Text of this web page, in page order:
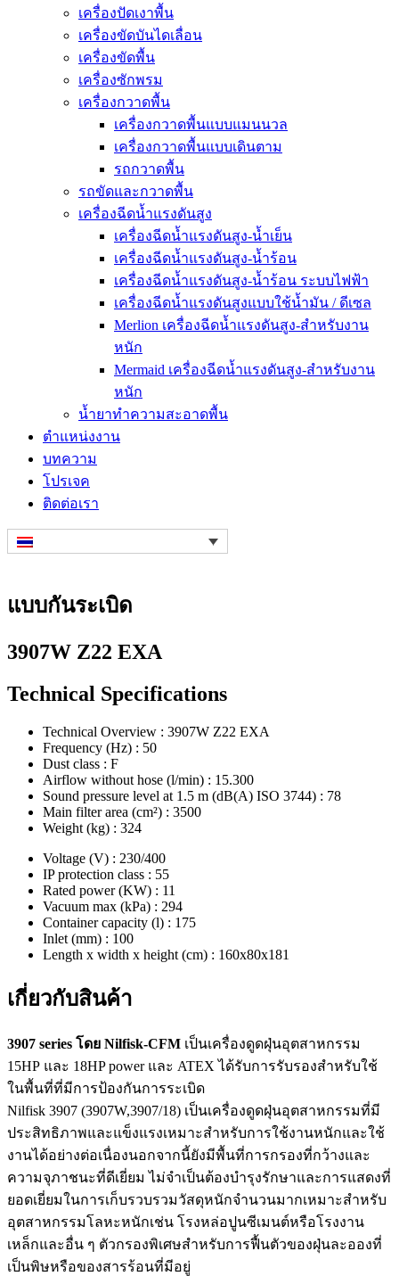
เครื่องปัดเงาพื้น
เครื่องขัดบันไดเลื่อน
เครื่องขัดพื้น
เครื่องซักพรม
เครื่องกวาดพื้น
เครื่องกวาดพื้นแบบแมนนวล
เครื่องกวาดพื้นแบบเดินตาม
รถกวาดพื้น
รถขัดและกวาดพื้น
เครื่องฉีดน้ำแรงดันสูง
เครื่องฉีดน้ำแรงดันสูง-น้ำเย็น
เครื่องฉีดน้ำแรงดันสูง-น้ำร้อน
เครื่องฉีดน้ำแรงดันสูง-น้ำร้อน ระบบไฟฟ้า
เครื่องฉีดน้ำแรงดันสูงแบบใช้น้ำมัน / ดีเซล
Merlion เครื่องฉีดน้ำแรงดันสูง-สำหรับงาน
หนัก
Mermaid เครื่องฉีดน้ำแรงดันสูง-สำหรับงาน
หนัก
น้ำยาทำความสะอาดพื้น
ตำแหน่งงาน
บทความ
โปรเจค
ติดต่อเรา
แบบกันระเบิด
3907W Z22 EXA
Technical Specifications
Technical Overview : 3907W Z22 EXA
Frequency (Hz) : 50
Dust class : F
Airflow without hose (l/min) : 15.300
Sound pressure level at 1.5 m (dB(A) ISO 3744) : 78
Main filter area (cm²) : 3500
Weight (kg) : 324
Voltage (V) : 230/400
IP protection class : 55
Rated power (KW) : 11
Vacuum max (kPa) : 294
Container capacity (l) : 175
Inlet (mm) : 100
Length x width x height (cm) : 160x80x181
เกี่ยวกับสินค้า
3907 series โดย Nilfisk-CFM เป็นเครื่องดูดฝุ่นอุตสาหกรรม
15HP และ 18HP power และ ATEX ได้รับการรับรองสำหรับใช้
ในพื้นที่ที่มีการป้องกันการระเบิด
Nilfisk 3907 (3907W,3907/18) เป็นเครื่องดูดฝุ่นอุตสาหกรรมที่มี
ประสิทธิภาพและแข็งแรงเหมาะสำหรับการใช้งานหนักและใช้
งานได้อย่างต่อเนื่องนอกจากนี้ยังมีพื้นที่การกรองที่กว้างและ
ความจุภาชนะที่ดีเยี่ยม ไม่จำเป็นต้องบำรุงรักษาและการแสดงที่
ยอดเยี่ยมในการเก็บรวบรวมวัสดุหนักจำนวนมากเหมาะสำหรับ
อุตสาหกรรมโลหะหนักเช่น โรงหล่อปูนซีเมนต์หรือโรงงาน
เหล็กและอื่น ๆ ตัวกรองพิเศษสำหรับการฟื้นตัวของฝุ่นละอองที่
เป็นพิษหรือของสารร้อนที่มีอยู่